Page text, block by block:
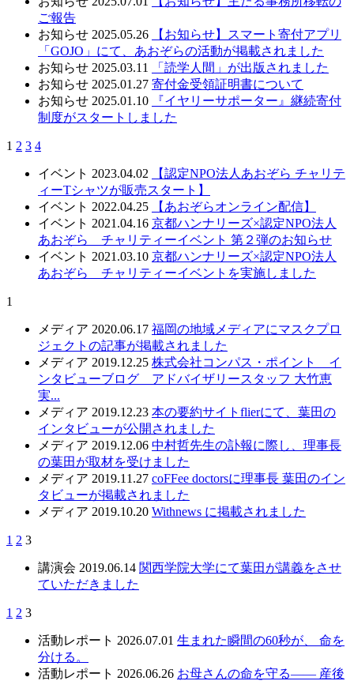
ご報告
お知らせ 2025.05.26
【お知らせ】スマート寄付アプリ
「GOJO」にて、あおぞらの活動が掲載されました
お知らせ 2025.03.11
「読学人間」が出版されました
お知らせ 2025.01.27 寄付金受領証明書について
お知らせ 2025.01.10
『イヤリーサポーター』継続寄付
制度がスタートしました
1 2 3 4
イベント 2023.04.02
【認定NPO法人あおぞら チャリテ
ィーTシャツが販売スタート】
イベント 2022.04.25
【あおぞらオンライン配信】
イベント 2021.04.16 京都ハンナリーズ×認定NPO法人
あおぞら チャリティーイベント 第２弾のお知らせ
イベント 2021.03.10 京都ハンナリーズ×認定NPO法人
あおぞら チャリティーイベントを実施しました
1
メディア 2020.06.17 福岡の地域メディアにマスクプロ
ジェクトの記事が掲載されました
メディア 2019.12.25 株式会社コンパス・ポイント イ
ンタビューブログ アドバイザリースタッフ 大竹恵
実...
メディア 2019.12.23 本の要約サイトflierにて、葉田の
インタビューが公開されました
メディア 2019.12.06 中村哲先生の訃報に際し、理事長
の葉田が取材を受けました
メディア 2019.11.27 coFFee doctorsに理事長 葉田のイン
タビューが掲載されました
メディア 2019.10.20 Withnews に掲載されました
1 2 3
講演会 2019.06.14 関西学院大学にて葉田が講義をさせ
ていただきました
1 2 3
活動レポート 2026.07.01 生まれた瞬間の60秒が、 命を
分ける。
活動レポート 2026.06.26 お母さんの命を守る—— 産後